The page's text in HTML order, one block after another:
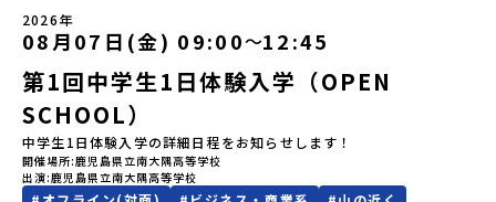
ンを掲げ、2017年3月に島根県に設立した教育事業団体です。日本
全国約200の高校と連携しながら、中学卒業後に地域の枠を越えて生
徒一人ひとりの夢や価値観に合った地域・学校で1〜3年間過ごすこ
とができるシステム「地域みらい留学」をはじめとした、教育事業
や地域活性モデルをつくり続けています。名 称：一般財団法人地
域・教育魅力化プラットフォーム設 立：2017年3月代表者：岩本
悠所在地：〒690-0842 島根県松江市東本町二丁目25-6 みらい
BASE2階公式HP：http://c-platform.or.jp/お問い合わせ先担
当：小川・小原E-mail：info@miratabi.jp「おためし地域留学体
す。2泊3日のプログラムの中身をお伝えします。日時：6月10日(水)
19：00〜20：00内容：どんなところ？プログラム詳細解説、質疑
応答紹介地域：鹿児島県出水市・出水工業高校/北海道標津町/岩手
県八幡平市/愛媛県鬼北町＊4つの地域のプログラムを1時間でぎゅっ
とお届けします。お申し込み：https://c-
mirai.jp/events/064069お気軽にどうぞ！「はじめての一人旅だ
けど大丈夫？」「どんな体験ができるの？」そんな保護者様の不安
や、中学生のみなさんの素朴な疑問にスタッフが直接お答えしま
す。チャットでの質問も可能ですので、ぜひご自宅からリラックス
年生【宿泊先】民宿 船長の家※1室に複数(同性2～4名程度)で宿泊
いただく予定です。【旅行代金】無料※旅行代金に含まれる費用の
うち、以下の内容が無料となります：・宿泊費（2泊分）・プログラ
ム内のアクティビティ・体験費用・一部の食事代*以下の費用は参加
者のご負担となります・集合場所までの往復交通費・お土産代や自
由時間の個人飲食費などの個人的費用【募集人数】最大10名（お申
し込み多数の場合は抽選の上決定）【参加者決定】お申し込み多数
の場合は、締め切り後1週間を目途に当落結果をご連絡いたします。
【申し込み受付期間】6月8日(月)12：00 から 6月22日(月) 12：00
2026年
08月07日(金) 09:00〜12:45
第1回中学生1日体験入学（OPEN
SCHOOL）
中学生1日体験入学の詳細日程をお知らせします！
開催場所 鹿児島県立南大隅高等学校
出演 鹿児島県立南大隅高等学校